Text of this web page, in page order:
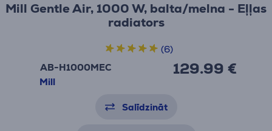
Mill Gentle Air, 1000 W, balta/melna - Eļļas
radiators
AB-H1000MEC
Mill
129.99 €
(6)
Salīdzināt